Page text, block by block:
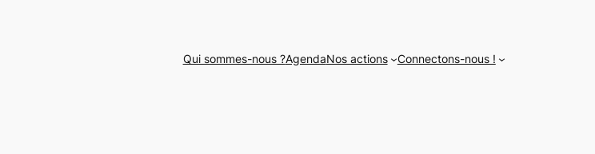
Qui sommes-nous ?AgendaNos actions Connectons-nous !